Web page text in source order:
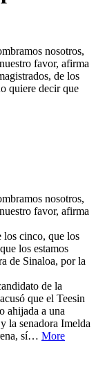
nosotros,
favor, afirma
de los
quiere decir que
nosotros,
favor, afirma
los cinco, que los
los estamos
de Sinaloa, por la
de la
que el Teesin
ahijada a una
la senadora Imelda
sí… More